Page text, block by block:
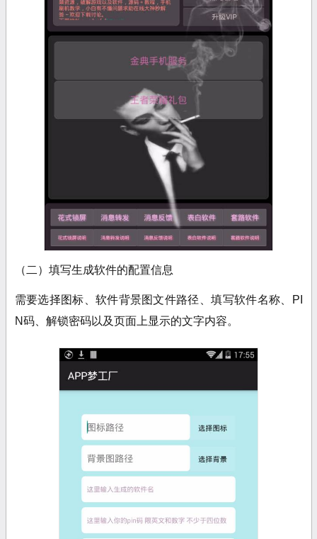
（二）填写生成软件的配置信息
需要选择图标、软件背景图文件路径、填写软件名称、PI
N码、解锁密码以及页面上显示的文字内容。